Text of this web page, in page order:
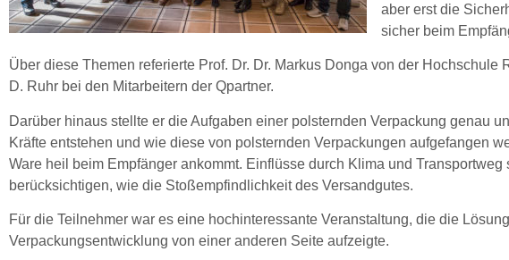
aber erst die
sicher beim
Über diese Themen referierte Prof. Dr. Dr. Markus Donga von der Hochschule
D. Ruhr bei den Mitarbeitern der Qpartner.
Darüber hinaus stellte er die Aufgaben einer polsternden Verpackung genau
Kräfte entstehen und wie diese von polsternden Verpackungen aufgefangen
Ware heil beim Empfänger ankommt. Einflüsse durch Klima und Transportweg
berücksichtigen, wie die Stoßempfindlichkeit des Versandgutes.
Für die Teilnehmer war es eine hochinteressante Veranstaltung, die die
Verpackungsentwicklung von einer anderen Seite aufzeigte.